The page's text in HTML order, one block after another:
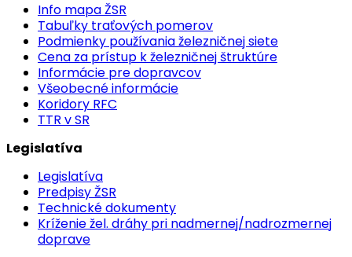
Info mapa ŽSR
Tabuľky traťových pomerov
Podmienky používania železničnej siete
Cena za prístup k železničnej štruktúre
Informácie pre dopravcov
Všeobecné informácie
Koridory RFC
TTR v SR
Legislatíva
Legislatíva
Predpisy ŽSR
Technické dokumenty
Kríženie žel. dráhy pri nadmernej/nadrozmernej
doprave